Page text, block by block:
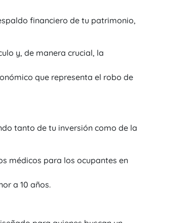
financiero de tu patrimonio,
y, de manera crucial, la
que representa el robo de
tanto de tu inversión como de la
médicos para los ocupantes en
a 10 años.